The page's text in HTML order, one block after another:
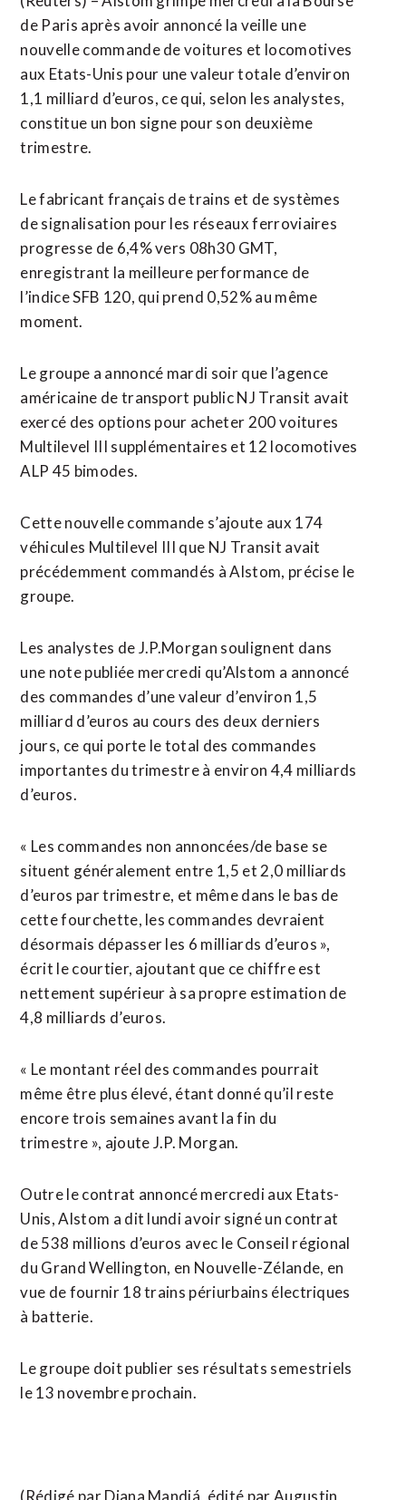
de Paris après avoir annoncé la veille une
nouvelle commande de voitures et locomotives
aux Etats-Unis pour une valeur totale d’environ
1,1 milliard d’euros, ce qui, selon les analystes,
constitue un bon signe pour son deuxième
trimestre.
Le fabricant français de trains et de systèmes
de signalisation pour les réseaux ferroviaires
progresse de 6,4% vers 08h30 GMT,
enregistrant la meilleure performance de
l’indice SFB 120, qui prend 0,52% au même
moment.
Le groupe a annoncé mardi soir que l’agence
américaine de transport public NJ Transit avait
exercé des options pour acheter 200 voitures
Multilevel III supplémentaires et 12 locomotives
ALP 45 bimodes.
Cette nouvelle commande s’ajoute aux 174
véhicules Multilevel III que NJ Transit avait
précédemment commandés à Alstom, précise le
groupe.
Les analystes de J.P.Morgan soulignent dans
une note publiée mercredi qu’Alstom a annoncé
des commandes d’une valeur d’environ 1,5
milliard d’euros au cours des deux derniers
jours, ce qui porte le total des commandes
importantes du trimestre à environ 4,4 milliards
d’euros.
« Les commandes non annoncées/de base se
situent généralement entre 1,5 et 2,0 milliards
d’euros par trimestre, et même dans le bas de
cette fourchette, les commandes devraient
désormais dépasser les 6 milliards d’euros »,
écrit le courtier, ajoutant que ce chiffre est
nettement supérieur à sa propre estimation de
4,8 milliards d’euros.
« Le montant réel des commandes pourrait
même être plus élevé, étant donné qu’il reste
encore trois semaines avant la fin du
trimestre », ajoute J.P. Morgan.
Outre le contrat annoncé mercredi aux Etats-
Unis, Alstom a dit lundi avoir signé un contrat
de 538 millions d’euros avec le Conseil régional
du Grand Wellington, en Nouvelle-Zélande, en
vue de fournir 18 trains périurbains électriques
à batterie.
Le groupe doit publier ses résultats semestriels
le 13 novembre prochain.
(Rédigé par Diana Mandiá, édité par Augustin